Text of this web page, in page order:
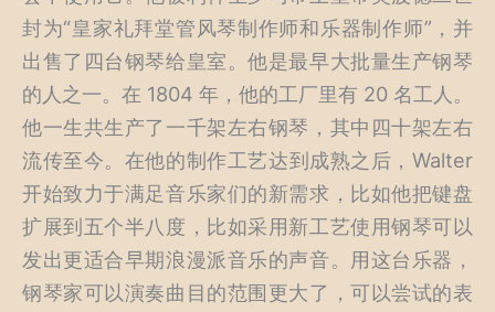
封为“皇家礼拜堂管风琴制作师和乐器制作师”，并
出售了四台钢琴给皇室。他是最早大批量生产钢琴
的人之一。在 1804 年，他的工厂里有 20 名工人。
他一生共生产了一千架左右钢琴，其中四十架左右
流传至今。在他的制作工艺达到成熟之后，Walter
开始致力于满足音乐家们的新需求，比如他把键盘
扩展到五个半八度，比如采用新工艺使用钢琴可以
发出更适合早期浪漫派音乐的声音。用这台乐器，
钢琴家可以演奏曲目的范围更大了，可以尝试的表